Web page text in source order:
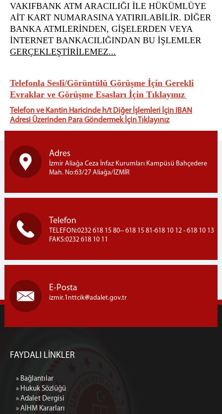
İntranet Giriş
Uyap Giriş
Medsis Giriş
VAKIFBANK ATM ARACILIĞI İLE HÜKÜMLÜYE
AİT KART NUMARASINA YATIRILABİLİR. DİĞER
BANKA ATMLERİNDEN, GİŞELERDEN VEYA
İNTERNET BANKACILIĞINDAN BU İŞLEMLER
GERÇEKLEŞTİRİLEMEZ...
Telefonla Sesli/Görüntülü Görüşme İçin Gerekli
Evraklar ve Görüşme Esasları İçin Tıklayınız
Telefon ve Kantin Haricinde h/t Diğer İşlemleri İçin IBAN
Adresi Üzerinden Para Göndermek İçin Tıklayınız
Adres
İzmir Aliağa Ceza İnfaz Kurumları Kampüsü Bahçedere
Mah. No:63/27 Aliağa/İZMİR
Telefon
TELEFON:0232 618 15 80-- 618 15 81-618 10 12 - 618 10 13
FAKS:0232 618 10 11
E-Posta
izmir.1nttcik adalet.gov.tr
FAYDALI LİNKLER
» Bağlantılar
» Hukuk Sözlüğü
» Adalet Dergisi
» AİHM Kararları